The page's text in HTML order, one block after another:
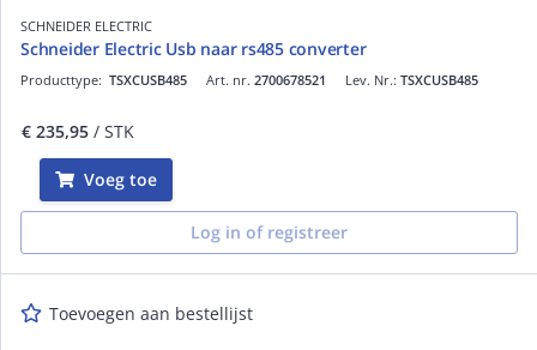
SCHNEIDER ELECTRIC
Schneider Electric Usb naar rs485 converter
Art. nr. 2700678521
Producttype: TSXCUSB485 Lev. Nr.: TSXCUSB485
€ 235,95 / STK
Voeg toe
Log in of registreer
Toevoegen aan bestellijst